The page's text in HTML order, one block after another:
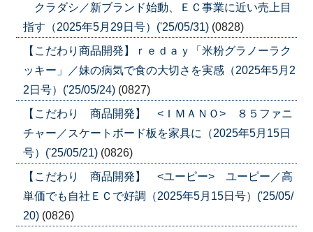
クラダシ／新ブランド始動、ＥＣ事業に近い売上目
指す（2025年5月29日号）('25/05/31) (0828)
【こだわり商品開発】ｒｅｄａｙ「米粉グラノーラク
ッキー」／妹の病気で食の大切さを実感（2025年5月2
2日号）('25/05/24) (0827)
【こだわり 商品開発】 <ＩＭＡＮＯ> ８５ファニ
チャー／スケートボード板を家具に（2025年5月15日
号）('25/05/21) (0826)
【こだわり 商品開発】 <ユーピー> ユーピー／高
単価でも自社ＥＣで好調（2025年5月15日号）('25/05/
20) (0826)